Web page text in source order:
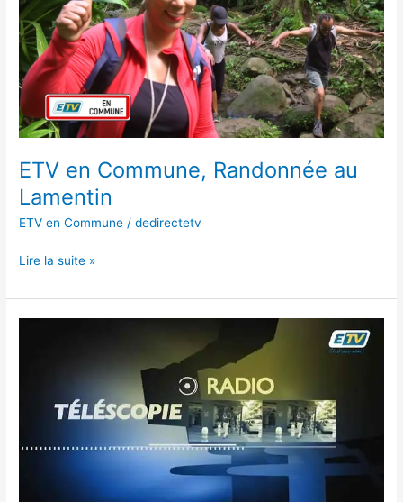
ETV en Commune, Randonnée au
Lamentin
ETV en Commune /dedirectetv
au
Lamentin
Lire la suite »